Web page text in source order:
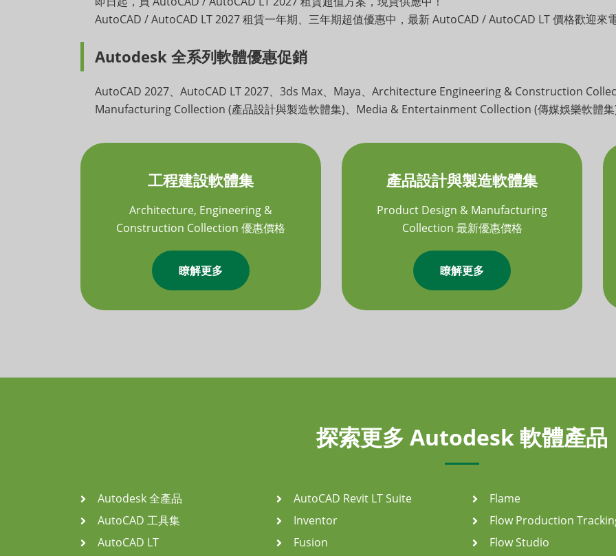
AutoCAD / AutoCAD LT 2027 租賃一年期、三年期超值優惠中，最新 AutoCAD / AutoCAD LT 價格歡迎來
Autodesk 全系列軟體優惠促銷
AutoCAD 2027、AutoCAD LT 2027、3ds Max、Maya、Architecture Engineering & Construction
Manufacturing Collection (產品設計與製造軟體集)、Media & Entertainment Collection (傳媒娛樂軟體
工程建設軟體集
Architecture, Engineering &
Construction Collection 優惠價格
瞭解更多
產品設計與製造軟體集
Product Design & Manufacturing
Collection 最新優惠價格
瞭解更多
探索更多 Autodesk 軟體產品
Autodesk 全產品
AutoCAD 工具集
AutoCAD LT
AutoCAD Revit LT Suite
Inventor
Fusion
Flame
Flow Production
Flow Studio